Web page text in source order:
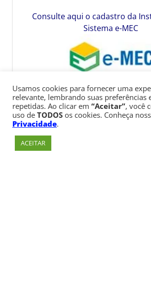
Consulte aqui o cadastro da
Sistema e-MEC
Usamos cookies para fornecer uma
relevante, lembrando suas preferências
repetidas. Ao clicar em “Aceitar”, você
uso de TODOS os cookies. Conheça
Privacidade.
ACEITAR